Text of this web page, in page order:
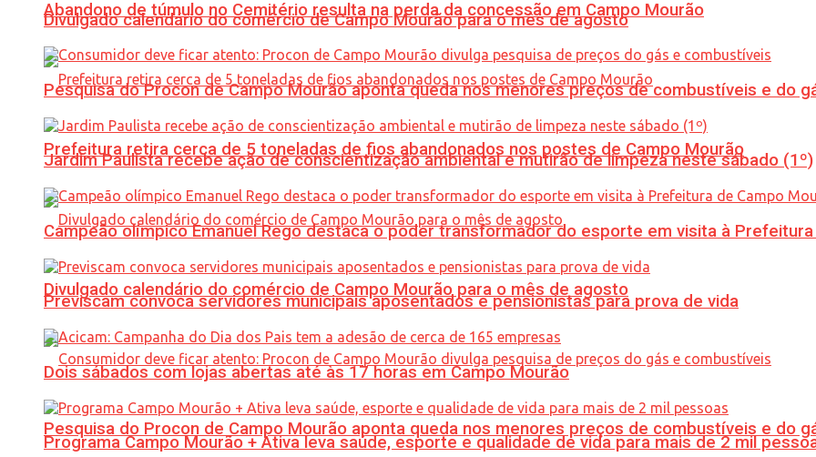
Abandono de túmulo no Cemitério resulta na perda da concessão em Campo Mourão
Prefeitura retira cerca de 5 toneladas de fios abandonados nos postes de Campo Mourão
Divulgado calendário do comércio de Campo Mourão para o mês de agosto
Pesquisa do Procon de Campo Mourão aponta queda nos menores preços de combustíveis e do
Divulgado calendário do comércio de Campo Mourão para o mês de agosto
Pesquisa do Procon de Campo Mourão aponta queda nos menores preços de combustíveis e do
Jardim Paulista recebe ação de conscientização ambiental e mutirão de limpeza neste sábado (1º)
Campeão olímpico Emanuel Rego destaca o poder transformador do esporte em visita à
Previscam convoca servidores municipais aposentados e pensionistas para prova de vida
Dois sábados com lojas abertas até às 17 horas em Campo Mourão
Programa Campo Mourão + Ativa leva saúde, esporte e qualidade de vida para mais de 2 mil